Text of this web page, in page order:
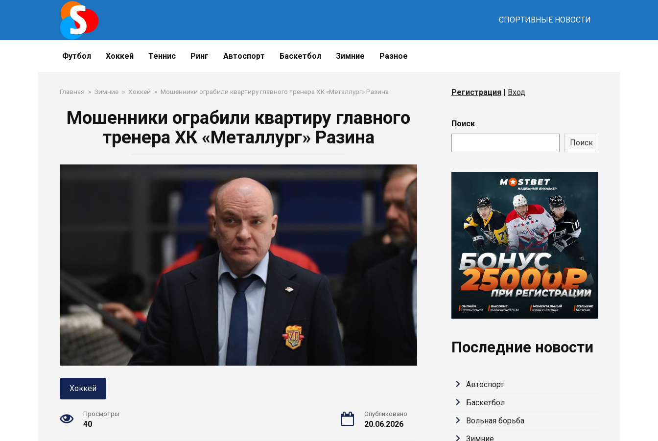
СПОРТИВНЫЕ НОВОСТИ
Футбол Хоккей Теннис Ринг Автоспорт Баскетбол Зимние Разное
Главная » Зимние » Хоккей » Мошенники ограбили квартиру главного тренера ХК «Металлург» Разина
Мошенники ограбили квартиру главного
тренера ХК «Металлург» Разина
Хоккей
Просмотры
40
Опубликовано
20.06.2026
Регистрация | Вход
Поиск
Поиск
Последние новости
Автоспорт
Баскетбол
Вольная борьба
Зимние